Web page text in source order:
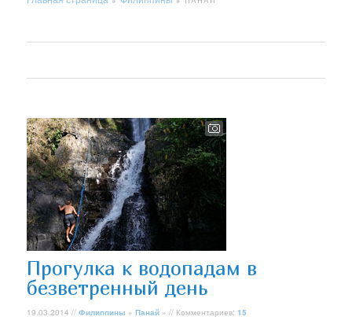
Прогулка к водопадам в
безветренный день
19.03.2014 //Филиппины »Панай » // Комментариев:15